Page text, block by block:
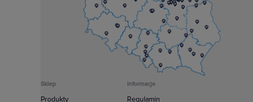
Sklep
Produkty
Informacje
Regulamin